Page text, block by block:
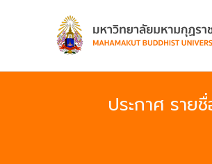
ประกาศ รา